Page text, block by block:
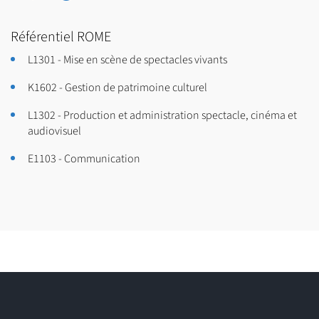
Professeur·e d’enseignement artistique en école d’art
Professeur·e des écoles
PRATIQUE ARTISTIQUE
Référentiel ROME
L1301 - Mise en scène de spectacles vivants
K1602 - Gestion de patrimoine culturel
L1302 - Production et administration spectacle, cinéma et
audiovisuel
E1103 - Communication